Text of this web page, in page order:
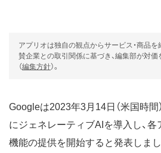
アプリオは独自の観点からサービス・商品を
賛企業との取引関係に基づき、編集部が対
（編集方針）。
Googleは2023年3月14日（米国時間
にジェネレーティブAIを導入し、
機能の提供を開始すると発表しまし